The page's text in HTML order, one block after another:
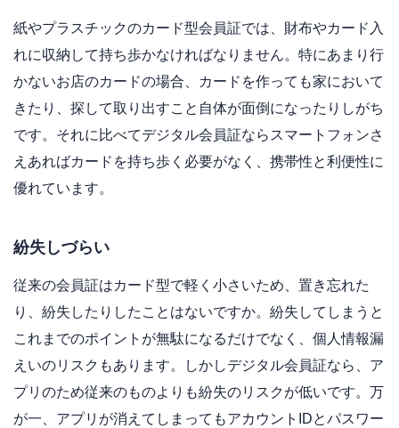
紙やプラスチックのカード型会員証では、財布やカード入
れに収納して持ち歩かなければなりません。特にあまり行
かないお店のカードの場合、カードを作っても家において
きたり、探して取り出すこと自体が面倒になったりしがち
です。それに比べてデジタル会員証ならスマートフォンさ
えあればカードを持ち歩く必要がなく、携帯性と利便性に
優れています。
紛失しづらい
従来の会員証はカード型で軽く小さいため、置き忘れた
り、紛失したりしたことはないですか。紛失してしまうと
これまでのポイントが無駄になるだけでなく、個人情報漏
えいのリスクもあります。しかしデジタル会員証なら、ア
プリのため従来のものよりも紛失のリスクが低いです。万
が一、アプリが消えてしまってもアカウントIDとパスワー